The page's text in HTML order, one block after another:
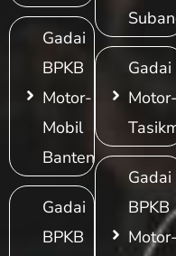
Gadai
BPKB
Motor-
Mobil
Banten
Gadai
BPKB
Gadai
Gadai
BPKB
Motor-